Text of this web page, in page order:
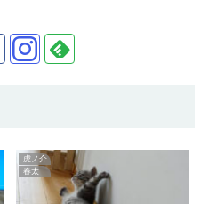
虎ノ介
春太